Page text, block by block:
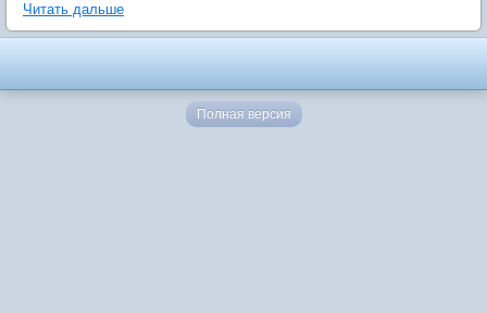
Читать дальше
Полная версия